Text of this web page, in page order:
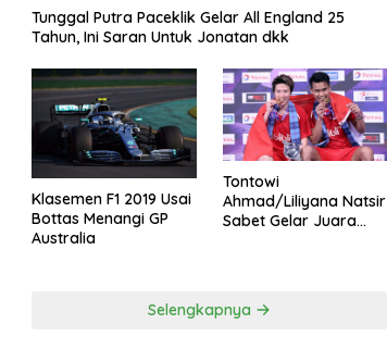
Tunggal Putra Paceklik Gelar All England 25
Tahun, Ini Saran Untuk Jonatan dkk
Klasemen F1 2019 Usai
Bottas Menangi GP
Australia
Tontowi
Ahmad/Liliyana Natsir
Sabet Gelar Juara
Selengkapnya